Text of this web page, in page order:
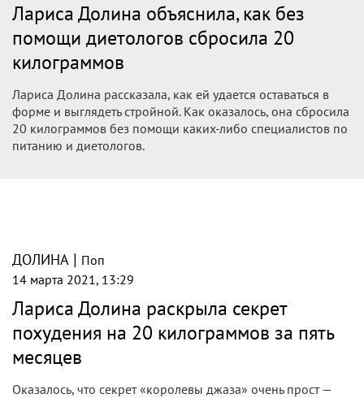
Лариса Долина объяснила, как без
помощи диетологов сбросила 20
килограммов
Лариса Долина рассказала, как ей удается оставаться в
форме и выглядеть стройной. Как оказалось, она сбросила
20 килограммов без помощи каких-либо специалистов по
питанию и диетологов.